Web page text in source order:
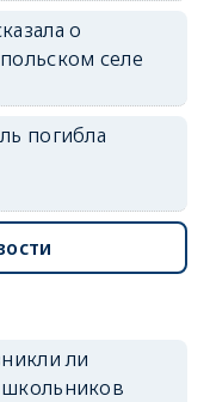
о
селе
погибла
ли